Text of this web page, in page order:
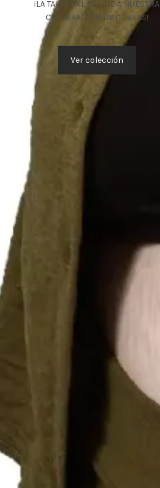
¡LA TALLA 5XL SE UNE A NUESTRA
CELEBRACIÓN DE CURVAS!
Ver colección